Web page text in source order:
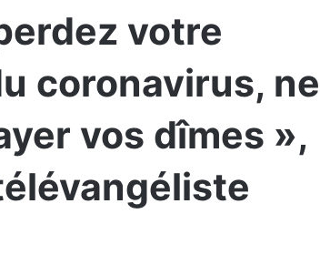
votre
coronavirus, ne
vos dîmes »,